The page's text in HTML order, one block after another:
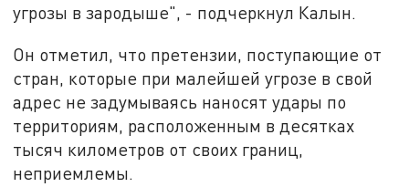
угрозы в зародыше", - подчеркнул Калын.
Он отметил, что претензии, поступающие от
стран, которые при малейшей угрозе в свой
адрес не задумываясь наносят удары по
территориям, расположенным в десятках
тысяч километров от своих границ,
неприемлемы.